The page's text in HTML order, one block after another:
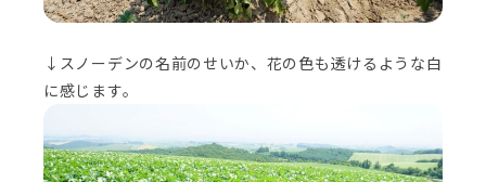
↓スノーデンの名前のせいか、花の色も透けるような白
に感じます。